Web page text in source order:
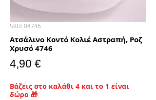
SKU: 04746
Ατσάλινο Κοντό Κολιέ Αστραπή, Ροζ
Χρυσό 4746
4,90 €Τιμή
Βάζεις στο καλάθι 4 και το 1 είναι
δώρο 🎁